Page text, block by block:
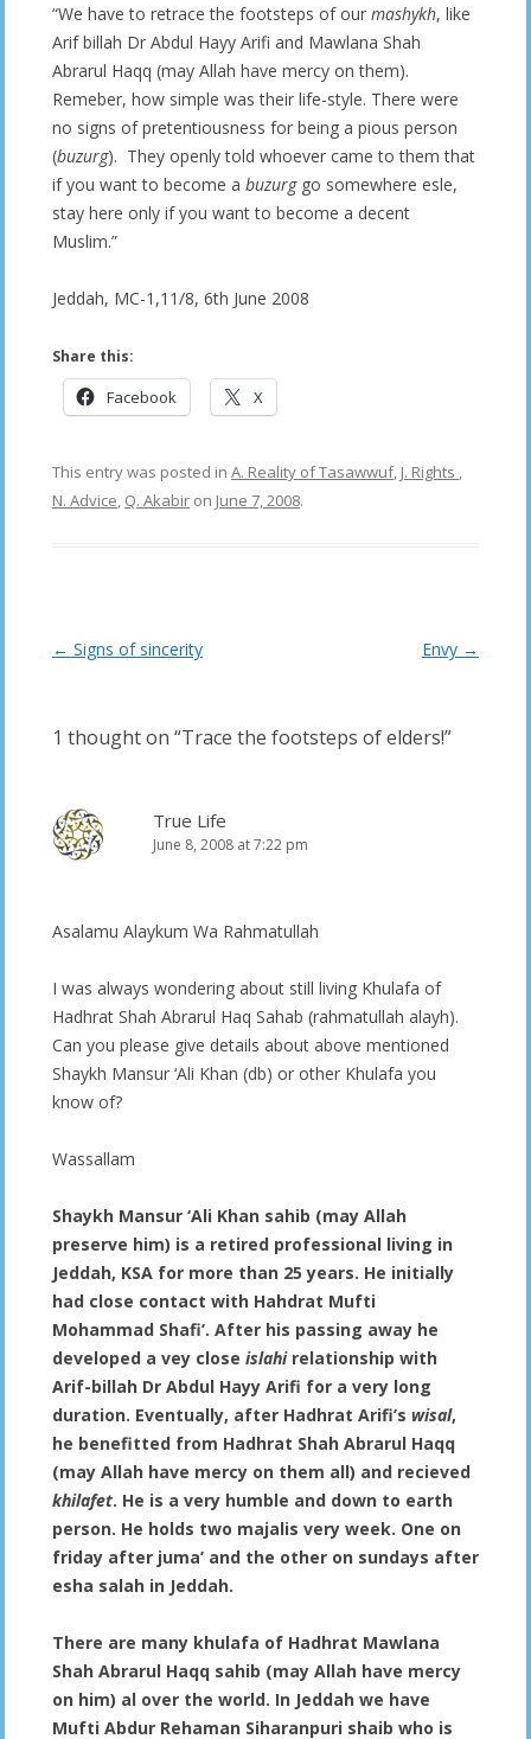
“We have to retrace the footsteps of our mashykh, like
Arif billah Dr Abdul Hayy Arifi and Mawlana Shah
Abrarul Haqq (may Allah have mercy on them).
Remeber, how simple was their life-style. There were
no signs of pretentiousness for being a pious person
(buzurg). They openly told whoever came to them that
if you want to become a buzurggo somewhere esle,
stay here only if you want to become a decent
Muslim.”
Jeddah, MC-1,11/8, 6th June 2008
Share this:
Facebook X
This entry was posted in A. Reality of Tasawwuf, J. Rights ,
N. Advice, Q. Akabir on June 7, 2008.
Post
← Signs of sincerity Envy →
1 thought on “Trace the footsteps of elders!”
True Life
June 8, 2008 at 7:22 pm
Asalamu Alaykum Wa Rahmatullah
I was always wondering about still living Khulafa of
Hadhrat Shah Abrarul Haq Sahab (rahmatullah alayh).
Can you please give details about above mentioned
Shaykh Mansur ‘Ali Khan (db) or other Khulafa you
know of?
Wassallam
Shaykh Mansur ‘Ali Khan sahib (may Allah
preserve him) is a retired professional living in
Jeddah, KSA for more than 25 years. He initially
had close contact with Hahdrat Mufti
Mohammad Shafi’. After his passing away he
developed a vey close islahirelationship with
Arif-billah Dr Abdul Hayy Arifi for a very long
duration. Eventually, after Hadhrat Arifi’s wisal,
he benefitted from Hadhrat Shah Abrarul Haqq
(may Allah have mercy on them all) and recieved
khilafet. He is a very humble and down to earth
person. He holds two majalis very week. One on
friday after juma’ and the other on sundays after
esha salah in Jeddah.
There are many khulafa of Hadhrat Mawlana
Shah Abrarul Haqq sahib (may Allah have mercy
on him) al over the world. In Jeddah we have
Mufti Abdur Rehaman Siharanpuri shaib who is